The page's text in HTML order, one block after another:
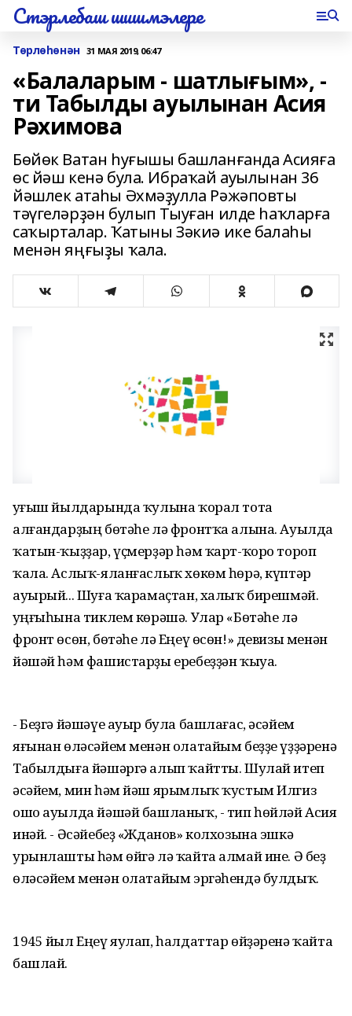
Стэрлебаш шишмэлере
Төрлөһөнән 31 МАЯ 2019, 06:47
«Балаларым - шатлығым», -
ти Табылды ауылынан Асия
Рәхимова
Бөйөк Ватан һуғышы башланғанда Асияға
өс йәш кенә була. Ибраҡай ауылынан 36
йәшлек атаһы Әхмәҙулла Рәжәповты
тәүгеләрҙән булып Тыуған илде һаҡларға
саҡырталар. Ҡатыны Зәкиә ике балаһы
менән яңғыҙы ҡала.
Һуғыш йылдарында ҡулына ҡорал тота
алғандарҙың бөтәһе лә фронтҡа алына. Ауылда
ҡатын-ҡыҙҙар, үҫмерҙәр һәм ҡарт-ҡоро тороп
ҡала. Аслыҡ-яланғаслыҡ хөкөм һөрә, күптәр
ауырый... Шуға ҡарамаҫтан, халыҡ бирешмәй.
Һуңғыһына тиклем көрәшә. Улар «Бөтәһе лә
фронт өсөн, бөтәһе лә Еңеү өсөн!» девизы менән
йәшәй һәм фашистарҙы еребеҙҙән ҡыуа.
- Беҙгә йәшәүе ауыр була башлағас, әсәйем
яғынан өләсәйем менән олатайым беҙҙе үҙҙәренә
Табылдыға йәшәргә алып ҡайтты. Шулай итеп
әсәйем, мин һәм йәш ярымлыҡ ҡустым Илгиз
ошо ауылда йәшәй башланыҡ, - тип һөйләй Асия
инәй. - Әсәйебеҙ «Жданов» колхозына эшкә
урынлашты һәм өйгә лә ҡайта алмай ине. Ә беҙ
өләсәйем менән олатайым эргәһендә булдыҡ.
1945 йыл Еңеү яулап, һалдаттар өйҙәренә ҡайта
башлай.